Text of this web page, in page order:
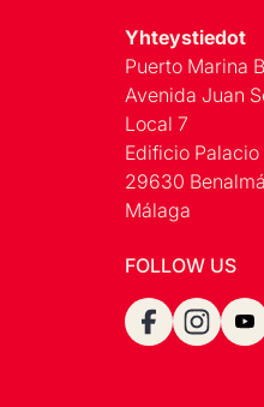
Yhteystiedot
Puerto Marina
Avenida Juan
Local 7
Edificio
29630
Málaga
FOLLOW US